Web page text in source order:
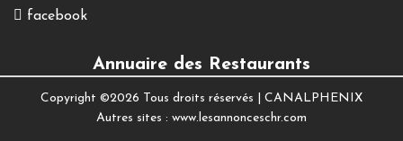
facebook
Annuaire des Restaurants
Copyright ©2026 Tous droits réservés | CANALPHENIX
Autres sites : www.lesannonceschr.com